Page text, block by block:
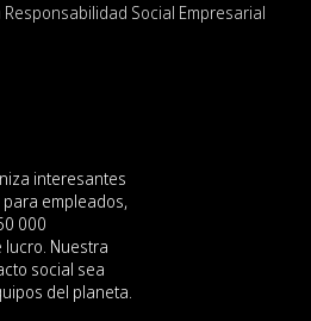
Social Empresarial
interesantes
empleados,
000
Nuestra
social sea
del planeta.